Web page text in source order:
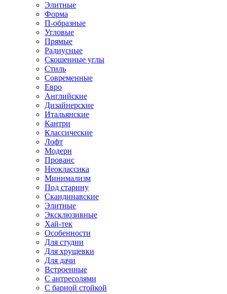
Элитные
Форма
П-образные
Угловые
Прямые
Радиусные
Скошенные углы
Стиль
Современные
Евро
Английские
Дизайнерские
Итальянские
Кантри
Классические
Лофт
Модерн
Прованс
Неоклассика
Минимализм
Под старину
Скандинавские
Элитные
Эксклюзивные
Хай-тек
Особенности
Для студии
Для хрущевки
Для дачи
Встроенные
С антресолями
С барной стойкой